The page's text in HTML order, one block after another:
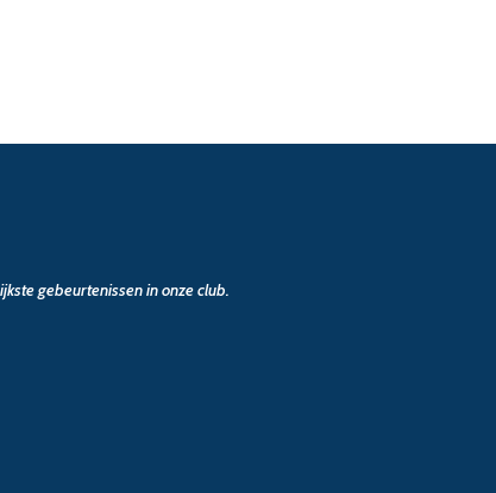
gebeurtenissen in onze club.